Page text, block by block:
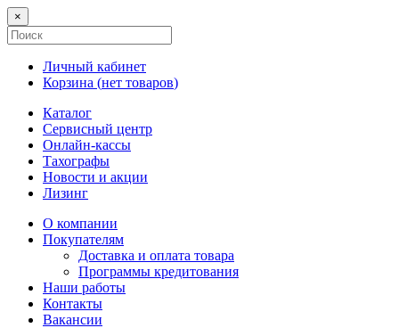
×
Личный кабинет
Корзина (нет товаров)
Каталог
Сервисный центр
Онлайн-кассы
Тахографы
Новости и акции
Лизинг
О компании
Покупателям
Доставка и оплата товара
Программы кредитования
Наши работы
Контакты
Вакансии